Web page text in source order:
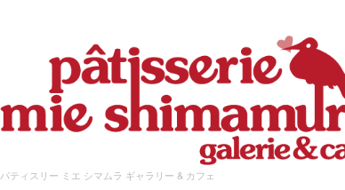
パティスリー ミエ シマムラ ギャラリー & カフェ